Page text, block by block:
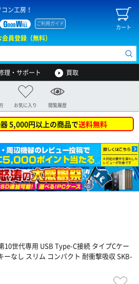
ン工房！
カート
ご利用ガイド
員登録（無料）
理・サポート 買取
お気に入り 閲覧履歴
5,000円以上の商品で送料無料
10世代専用 USB Type-C接続 タイプCケー
ーなし スリム コンパクト 耐衝撃吸収 SKB-